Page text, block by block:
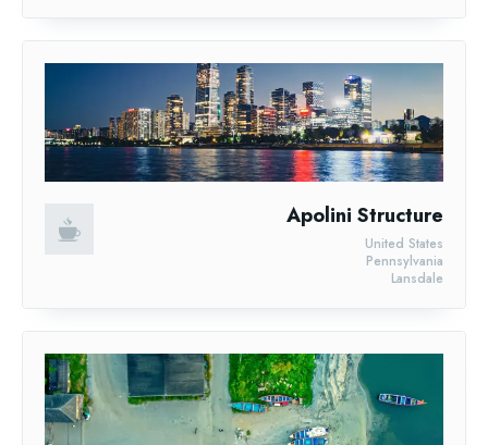
Apolini Structure
Lansdale
Pennsylvania
United States